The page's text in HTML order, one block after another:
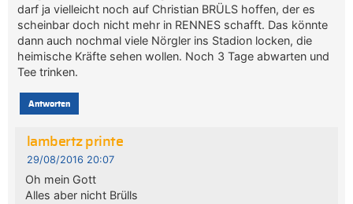
darf ja vielleicht noch auf Christian BRÜLS hoffen, der es
scheinbar doch nicht mehr in RENNES schafft. Das könnte
dann auch nochmal viele Nörgler ins Stadion locken, die
heimische Kräfte sehen wollen. Noch 3 Tage abwarten und
Tee trinken.
Antworten
lambertz printe
29/08/2016 20:07
Oh mein Gott
Alles aber nicht Brülls